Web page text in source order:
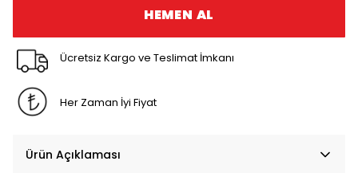
HEMEN AL
Ücretsiz Kargo ve Teslimat İmkanı
Her Zaman İyi Fiyat
Ürün Açıklaması